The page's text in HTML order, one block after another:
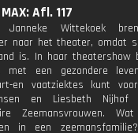
Afl. 117
Janneke Wittekoek
naar het theater, omdat
is. In haar theatershow
een gezondere
en vaatziektes kunt
en Liesbeth
Zeemansvrouwen.
in een